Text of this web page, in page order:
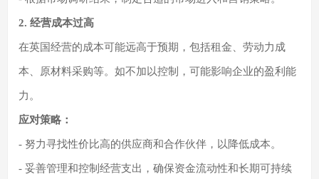
2. 经营成本过高
在英国经营的成本可能远高于预期，包括租金、劳动力成
本、原材料采购等。如不加以控制，可能影响企业的盈利能
力。
应对策略：
- 努力寻找性价比高的供应商和合作伙伴，以降低成本。
- 妥善管理和控制经营支出，确保资金流动性和长期可持续